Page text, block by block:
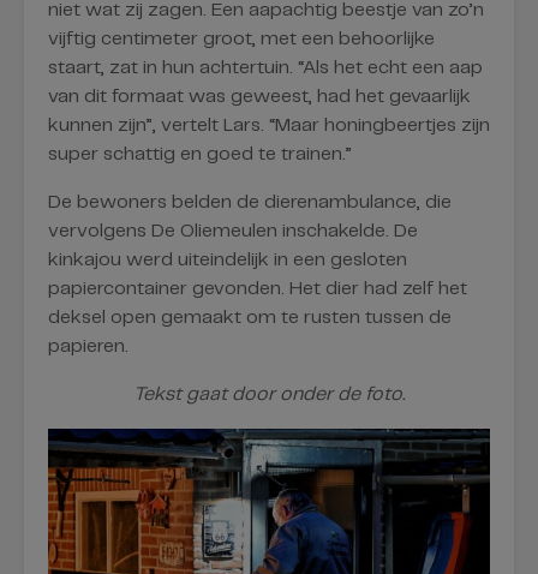
niet wat zij zagen. Een aapachtig beestje van zo’n
vijftig centimeter groot, met een behoorlijke
staart, zat in hun achtertuin. “Als het echt een aap
van dit formaat was geweest, had het gevaarlijk
kunnen zijn”, vertelt Lars. “Maar honingbeertjes zijn
super schattig en goed te trainen.”
De bewoners belden de dierenambulance, die
vervolgens De Oliemeulen inschakelde. De
kinkajou werd uiteindelijk in een gesloten
papiercontainer gevonden. Het dier had zelf het
deksel open gemaakt om te rusten tussen de
papieren.
Tekst gaat door onder de foto.